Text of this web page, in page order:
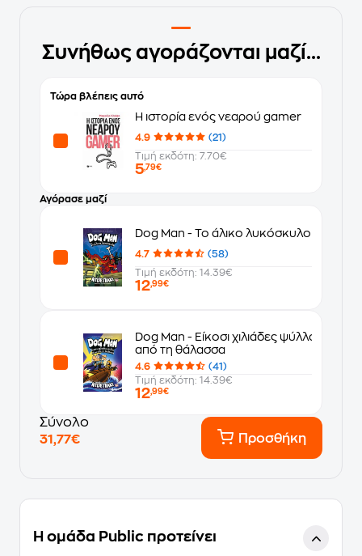
Συνήθως αγοράζονται μαζί...
Τώρα βλέπεις αυτό
Η ιστορία ενός νεαρού gamer
4.9
(21)
Τιμή εκδότη: 7.70€
5,79€
Αγόρασε μαζί
Dog Man - Το άλικο λυκόσκυλο
4.7
(58)
Τιμή εκδότη: 14.39€
12,99€
Dog Man - Είκοσι χιλιάδες ψύλλοι κάτω
από τη θάλασσα
4.6
(41)
Τιμή εκδότη: 14.39€
12,99€
Σύνολο
31,77€
Προσθήκη
Η ομάδα Public προτείνει